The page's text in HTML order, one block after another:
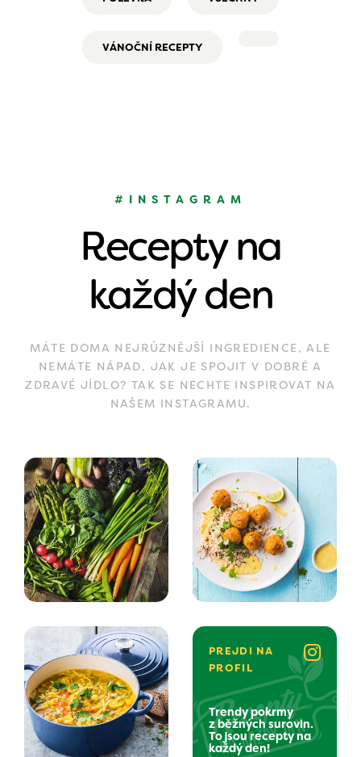
VÁNOČNÍ RECEPTY
#INSTAGRAM
Recepty na
každý den
MÁTE DOMA NEJRŮZNĚJŠÍ INGREDIENCE, ALE
NEMÁTE NÁPAD, JAK JE SPOJIT V DOBRÉ A
ZDRAVÉ JÍDLO? TAK SE NECHTE INSPIROVAT NA
NAŠEM INSTAGRAMU.
PREJDI NA
PROFIL
Trendy pokrmy
z běžných surovin.
To jsou recepty na
každý den!